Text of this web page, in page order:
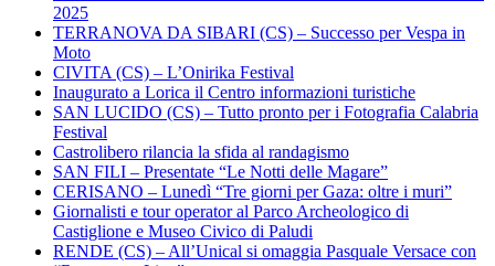
2025
TERRANOVA DA SIBARI (CS) – Successo per Vespa in
Moto
CIVITA (CS) – L’Onirika Festival
Inaugurato a Lorica il Centro informazioni turistiche
SAN LUCIDO (CS) – Tutto pronto per i Fotografia Calabria
Festival
Castrolibero rilancia la sfida al randagismo
SAN FILI – Presentate “Le Notti delle Magare”
CERISANO – Lunedì “Tre giorni per Gaza: oltre i muri”
Giornalisti e tour operator al Parco Archeologico di
Castiglione e Museo Civico di Paludi
RENDE (CS) – All’Unical si omaggia Pasquale Versace con